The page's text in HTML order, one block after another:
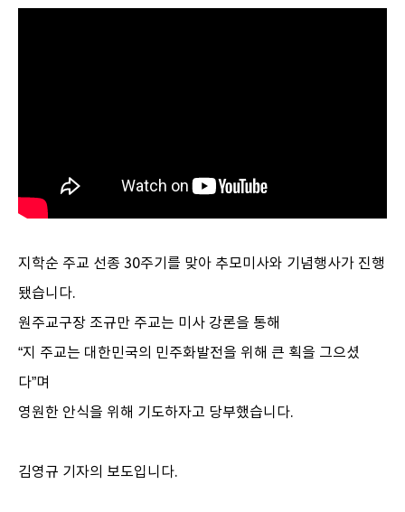
지학순 주교 선종 30주기를 맞아 추모미사와 기념행사가 진행
됐습니다.
원주교구장 조규만 주교는 미사 강론을 통해
“지 주교는 대한민국의 민주화발전을 위해 큰 획을 그으셨
다”며
영원한 안식을 위해 기도하자고 당부했습니다.
김영규 기자의 보도입니다.